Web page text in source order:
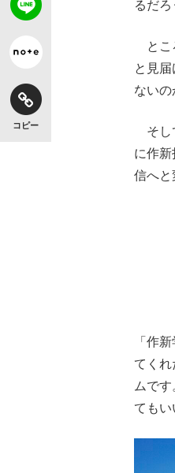
コピー
るだろ
とこ
と見
ないの
そし
に作
信へと
「作
てく
ムで
てもい